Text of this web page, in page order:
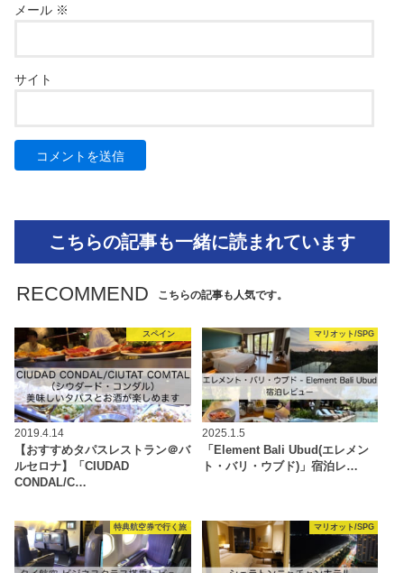
メール ※
サイト
こちらの記事も一緒に読まれています
RECOMMEND こちらの記事も人気です。
スペイン
2019.4.14
【おすすめタパスレストラン＠バ
ルセロナ】「CIUDAD
CONDAL/C…
マリオット/SPG
2025.1.5
「Element Bali Ubud(エレメン
ト・バリ・ウブド)」宿泊レ…
特典航空券で行く旅 マリオット/SPG